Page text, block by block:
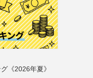
《2026年夏》